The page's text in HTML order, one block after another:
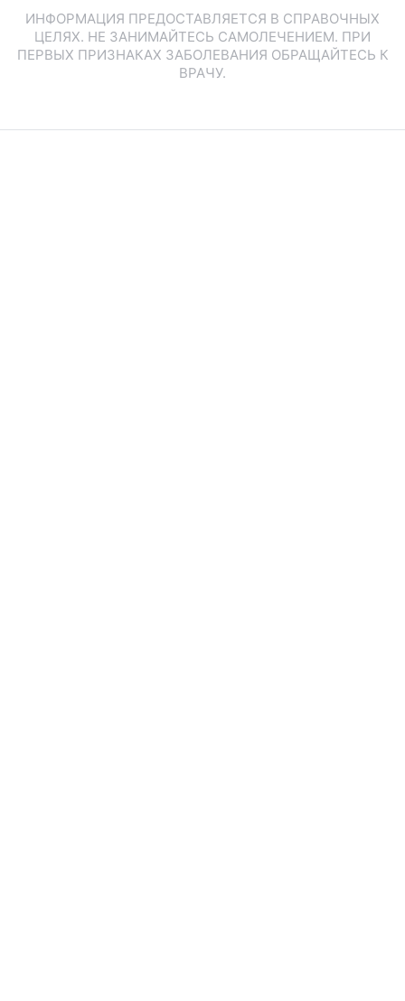
ИНФОРМАЦИЯ ПРЕДОСТАВЛЯЕТСЯ В СПРАВОЧНЫХ
ЦЕЛЯХ. НЕ ЗАНИМАЙТЕСЬ САМОЛЕЧЕНИЕМ. ПРИ
ПЕРВЫХ ПРИЗНАКАХ ЗАБОЛЕВАНИЯ ОБРАЩАЙТЕСЬ К
ВРАЧУ.